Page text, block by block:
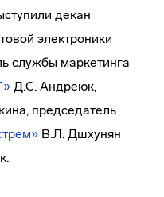
декан
электроники
службы маркетинга
Д.С. Андреюк,
председатель
В.Л. Дшхунян